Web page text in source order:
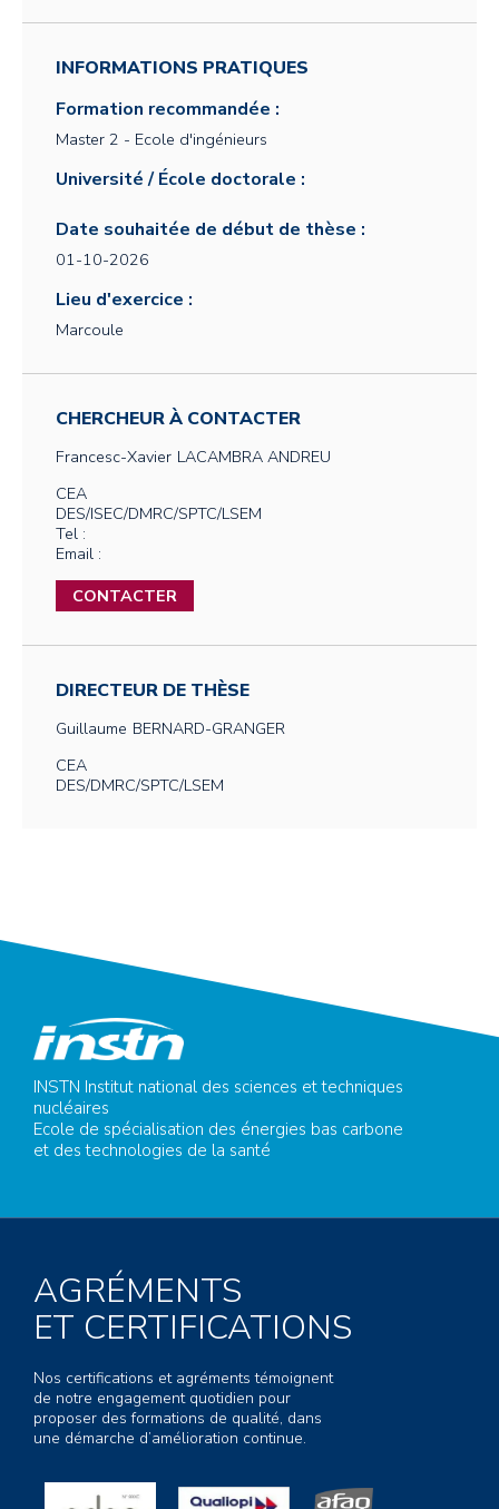
INFORMATIONS PRATIQUES
Formation recommandée :
Master 2 - Ecole d'ingénieurs
Université / École doctorale :
Date souhaitée de début de thèse :
01-10-2026
Lieu d'exercice :
Marcoule
CHERCHEUR À CONTACTER
Francesc-Xavier LACAMBRA ANDREU
CEA
DES/ISEC/DMRC/SPTC/LSEM
Tel :
Email :
CONTACTER
DIRECTEUR DE THÈSE
Guillaume BERNARD-GRANGER
CEA
DES/DMRC/SPTC/LSEM
INSTN Institut national des sciences et techniques
nucléaires
Ecole de spécialisation des énergies bas carbone
et des technologies de la santé
AGRÉMENTS
ET CERTIFICATIONS
Nos certifications et agréments témoignent
de notre engagement quotidien pour
proposer des formations de qualité, dans
une démarche d’amélioration continue.